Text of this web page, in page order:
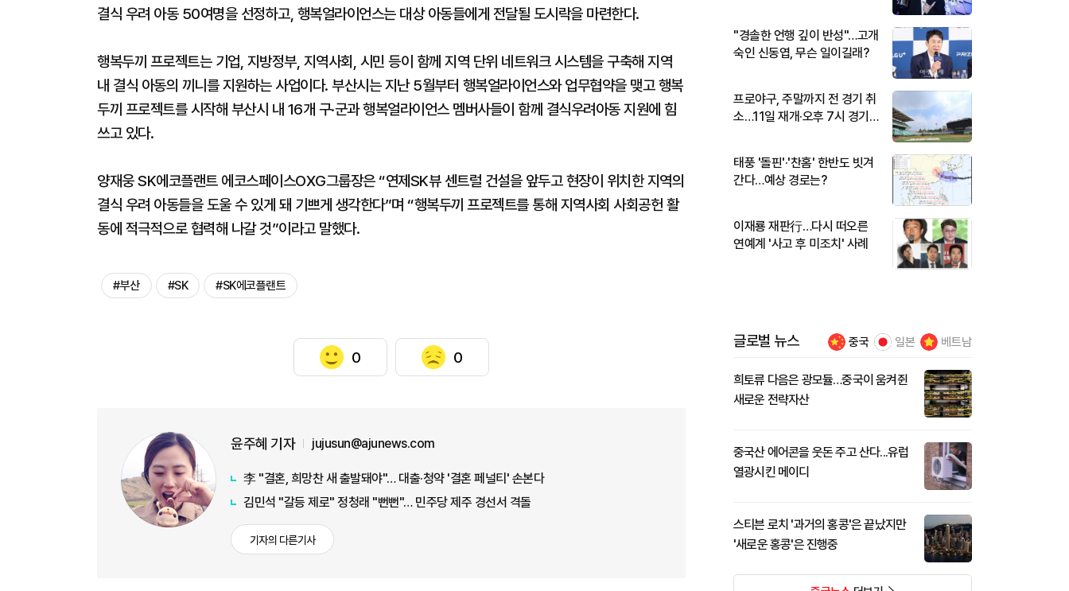
결식 우려 아동 50여명을 선정하고, 행복얼라이언스는 대상 아동들에게 전달될 도시락을 마련한다.
행복두끼 프로젝트는 기업, 지방정부, 지역사회, 시민 등이 함께 지역 단위 네트워크 시스템을 구축해 지역
내 결식 아동의 끼니를 지원하는 사업이다. 부산시는 지난 5월부터 행복얼라이언스와 업무협약을 맺고 행복
두끼 프로젝트를 시작해 부산시 내 16개 구·군과 행복얼라이언스 멤버사들이 함께 결식우려아동 지원에 힘
쓰고 있다.
양재웅 SK에코플랜트 에코스페이스OXG그룹장은 “연제SK뷰 센트럴 건설을 앞두고 현장이 위치한 지역의
결식 우려 아동들을 도울 수 있게 돼 기쁘게 생각한다”며 “행복두끼 프로젝트를 통해 지역사회 사회공헌 활
동에 적극적으로 협력해 나갈 것”이라고 말했다.
#부산 #SK #SK에코플랜트
0 0
윤주혜 기자 jujusun@ajunews.com
李 "결혼, 희망찬 새 출발돼야"… 대출·청약 '결혼 페널티' 손본다
김민석 "갈등 제로" 정청래 "뻔뻔"… 민주당 제주 경선서 격돌
기자의 다른기사
"경솔한 언행 깊이 반성"…고개
숙인 신동엽, 무슨 일이길래?
프로야구, 주말까지 전 경기 취
소…11일 재개·오후 7시 경기
태풍 '돌핀'·'찬홈' 한반도 빗겨
간다…예상 경로는?
이재룡 재판行…다시 떠오른
연예계 '사고 후 미조치' 사례
글로벌 뉴스 중국 일본 베트남
희토류 다음은 광모듈…중국이 움켜쥔
새로운 전략자산
중국산 에어콘을 웃돈 주고 산다...유럽
열광시킨 메이디
스티븐 로치 '과거의 홍콩'은 끝났지만
'새로운 홍콩'은 진행중